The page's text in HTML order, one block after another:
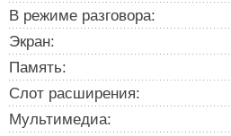
В режиме разговора:
Экран:
Память:
Слот расширения:
Мультимедиа: